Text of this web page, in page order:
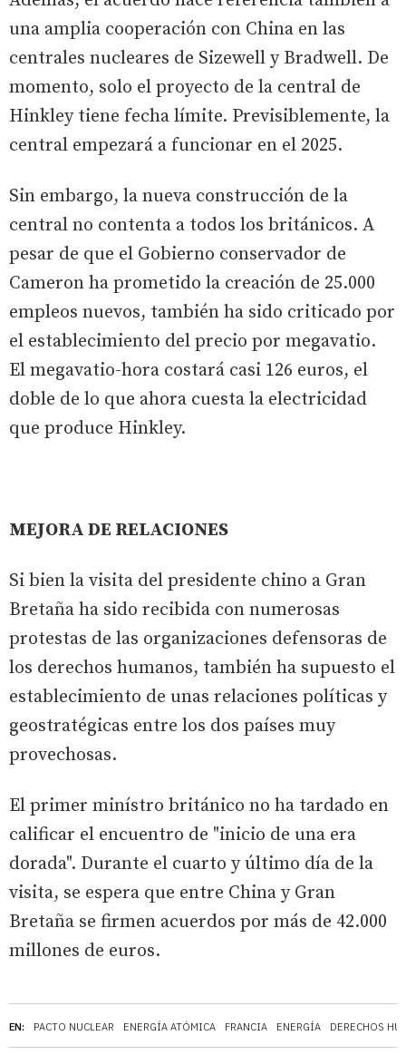
EN: PACTO NUCLEAR ENERGÍA ATÓMICA FRANCIA ENERGÍA DERECHOS
una amplia cooperación con China en las
centrales nucleares de Sizewell y Bradwell. De
momento, solo el proyecto de la central de
Hinkley tiene fecha límite. Previsiblemente, la
central empezará a funcionar en el 2025.
Sin embargo, la nueva construcción de la
central no contenta a todos los británicos. A
pesar de que el Gobierno conservador de
Cameron ha prometido la creación de 25.000
empleos nuevos, también ha sido criticado por
el establecimiento del precio por megavatio.
El megavatio-hora costará casi 126 euros, el
doble de lo que ahora cuesta la electricidad
que produce Hinkley.
MEJORA DE RELACIONES
Si bien la visita del presidente chino a Gran
Bretaña ha sido recibida con numerosas
protestas de las organizaciones defensoras de
los derechos humanos, también ha supuesto el
establecimiento de unas relaciones políticas y
geostratégicas entre los dos países muy
provechosas.
El primer minístro británico no ha tardado en
calificar el encuentro de "inicio de una era
dorada". Durante el cuarto y último día de la
visita, se espera que entre China y Gran
Bretaña se firmen acuerdos por más de 42.000
millones de euros.